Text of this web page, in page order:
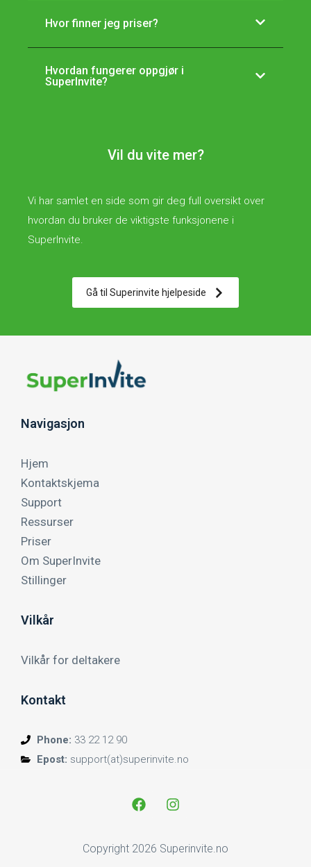
Vil du vite mer?
Vi har samlet en side som gir deg full oversikt over
hvordan du bruker de viktigste funksjonene i
SuperInvite.
Gå til Superinvite hjelpeside
Hvor finner jeg priser?
Hvordan fungerer oppgjør i
SuperInvite?
Navigasjon
Hjem
Kontaktskjema
Support
Ressurser
Priser
Om SuperInvite
Stillinger
Vilkår
Vilkår for deltakere
Kontakt
Phone: 33 22 12 90
Epost: support(at)superinvite.no
Copyright 2026 Superinvite.no